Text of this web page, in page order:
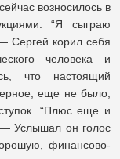
возносилось в
“Я сыграю
Сергей корил себя
человека и
что настоящий
еще не было,
“Плюс еще и
Услышал он голос
финансово-